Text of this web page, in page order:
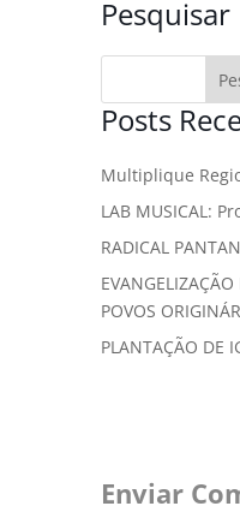
Pesquisar
Posts
Multiplique
LAB MUSICAL:
RADICAL
POVOS
PLANTAÇÃO DE
Enviar